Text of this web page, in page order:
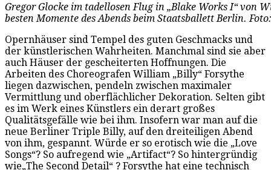
Gregor Glocke im tadellosen Flug in „Blake Works I“ von
besten Momente des Abends beim Staatsballett Berlin.
Opernhäuser sind Tempel des guten Geschmacks und
der künstlerischen Wahrheiten. Manchmal sind sie aber
auch Häuser der gescheiterten Hoffnungen. Die
Arbeiten des Choreografen William „Billy“ Forsythe
liegen dazwischen, pendeln zwischen maximaler
Vermittlung und oberflächlicher Dekoration. Selten gibt
es im Werk eines Künstlers ein derart großes
Qualitätsgefälle wie bei ihm. Insofern war man auf die
neue Berliner Triple Billy, auf den dreiteiligen Abend
von ihm, gespannt. Würde er so erotisch wie die „Love
Songs“? So aufregend wie „Artifact“? So hintergründig
wie„The Second Detail“ ? Forsythe hat eine technisch